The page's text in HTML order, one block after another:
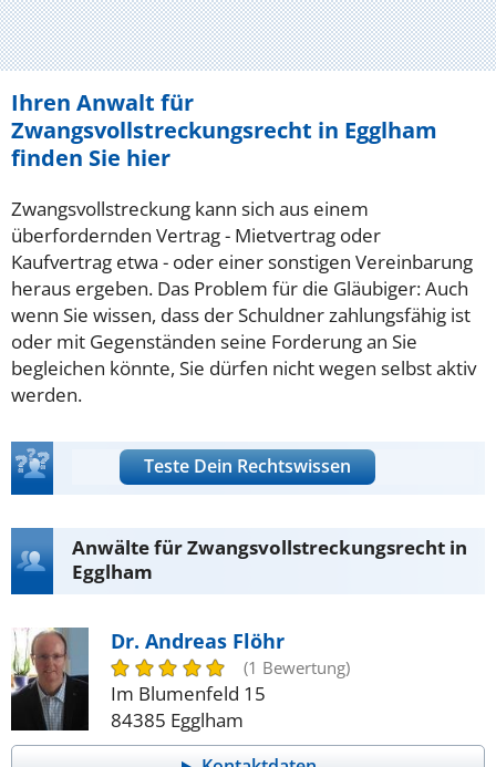
Ihren Anwalt für
Zwangsvollstreckungsrecht in Egglham
finden Sie hier
Zwangsvollstreckung kann sich aus einem
überfordernden Vertrag - Mietvertrag oder
Kaufvertrag etwa - oder einer sonstigen Vereinbarung
heraus ergeben. Das Problem für die Gläubiger: Auch
wenn Sie wissen, dass der Schuldner zahlungsfähig ist
oder mit Gegenständen seine Forderung an Sie
begleichen könnte, Sie dürfen nicht wegen selbst aktiv
werden.
Teste Dein Rechtswissen
Anwälte für Zwangsvollstreckungsrecht in
Egglham
Dr. Andreas Flöhr
(1 Bewertung)
Im Blumenfeld 15
84385 Egglham